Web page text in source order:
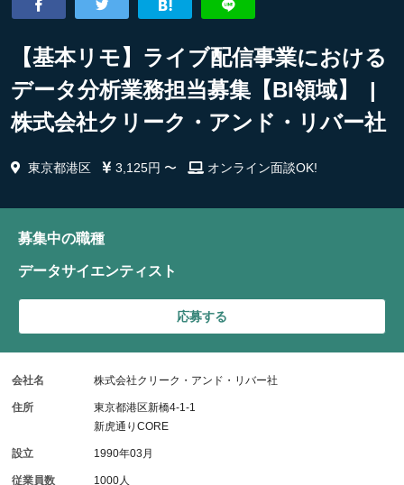
【基本リモ】ライブ配信事業における
データ分析業務担当募集【BI領域】 |
株式会社クリーク・アンド・リバー社
東京都港区 3,125円 〜 オンライン面談OK!
募集中の職種
データサイエンティスト
応募する
会社名 株式会社クリーク・アンド・リバー社
住所
東京都港区新橋4-1-1
新虎通りCORE
設立 1990年03月
従業員数 1000人